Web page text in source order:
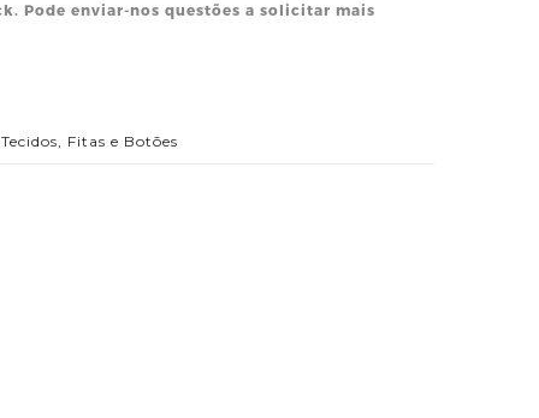
Pode enviar-nos questões a solicitar mais
Tecidos, Fitas e Botões